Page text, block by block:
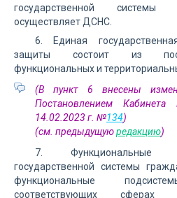
государственной системы
осуществляет ДСНС.
6. Единая
защиты состоит из
функциональных и
(В пункт 6 внесены
Постановлением
14.02.2023 г. №134)
(см. предыдущуюредакцию)
7. Функциональные
государственной системы
функциональные
соответствующих сферах